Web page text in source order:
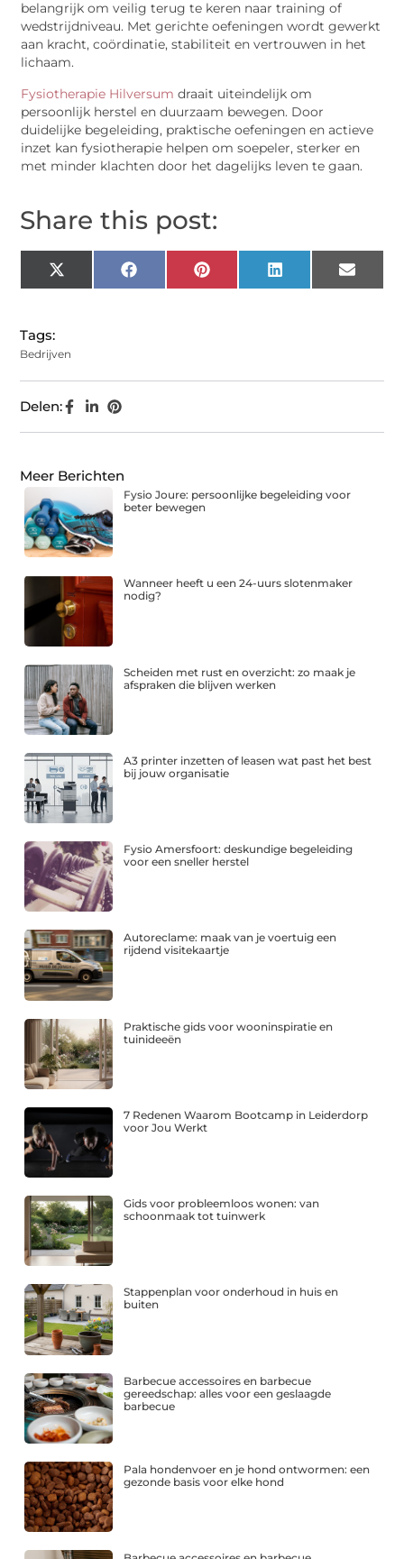
belangrijk om veilig terug te keren naar training of
wedstrijdniveau. Met gerichte oefeningen wordt gewerkt
aan kracht, coördinatie, stabiliteit en vertrouwen in het
lichaam.
Fysiotherapie Hilversum draait uiteindelijk om
persoonlijk herstel en duurzaam bewegen. Door
duidelijke begeleiding, praktische oefeningen en actieve
inzet kan fysiotherapie helpen om soepeler, sterker en
met minder klachten door het dagelijks leven te gaan.
Share this post:
X
(Twitter)
Facebook Pinterest LinkedIn Email
Tags:
Bedrijven
Delen:
Meer Berichten
Fysio Joure: persoonlijke begeleiding voor
beter bewegen
Wanneer heeft u een 24-uurs slotenmaker
nodig?
Scheiden met rust en overzicht: zo maak je
afspraken die blijven werken
A3 printer inzetten of leasen wat past het best
bij jouw organisatie
Fysio Amersfoort: deskundige begeleiding
voor een sneller herstel
Autoreclame: maak van je voertuig een
rijdend visitekaartje
Praktische gids voor wooninspiratie en
tuinideeën
7 Redenen Waarom Bootcamp in Leiderdorp
voor Jou Werkt
Gids voor probleemloos wonen: van
schoonmaak tot tuinwerk
Stappenplan voor onderhoud in huis en
buiten
Barbecue accessoires en barbecue
gereedschap: alles voor een geslaagde
barbecue
Pala hondenvoer en je hond ontwormen: een
gezonde basis voor elke hond